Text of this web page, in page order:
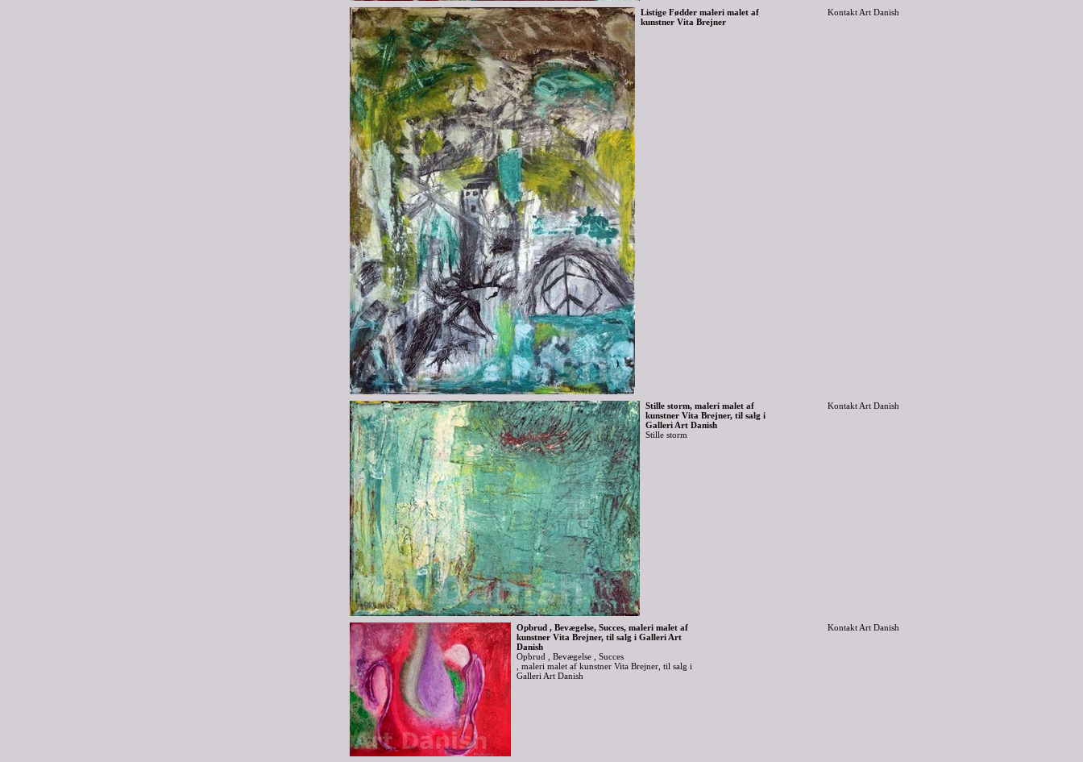
Listige Fødder maleri malet af
kunstner Vita Brejner
Kontakt Art Danish
Stille storm, maleri malet af
kunstner Vita Brejner, til salg i
Galleri Art Danish
Stille storm
Kontakt Art Danish
Opbrud , Bevægelse, Succes, maleri malet af
kunstner Vita Brejner, til salg i Galleri Art
Danish
Opbrud , Bevægelse , Succes
, maleri malet af kunstner Vita Brejner, til salg i
Galleri Art Danish
Kontakt Art Danish